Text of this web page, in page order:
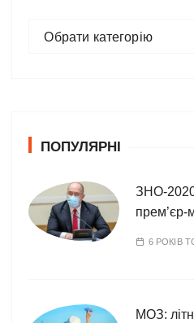
р
Обрати категорію
ПОПУЛЯРНІ
ЗНО-2020
прем’єр-
6 РОКІВ
МОЗ: